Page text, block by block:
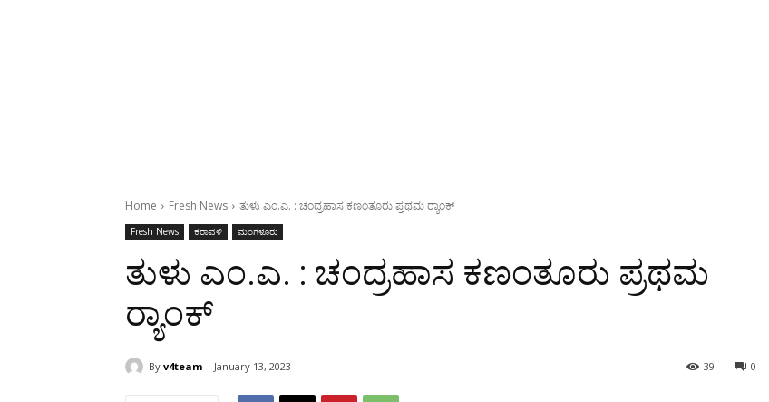
Home Fresh News ತುಳು ಎಂ.ಎ. : ಚಂದ್ರಹಾಸ ಕಣಂತೂರು ಪ್ರಥಮ ರ್‍ಯಾಂಕ್
Fresh News ಕರಾವಳಿ ಮಂಗಳೂರು
ತುಳು ಎಂ.ಎ. : ಚಂದ್ರಹಾಸ ಕಣಂತೂರು ಪ್ರಥಮ
ರ್‍ಯಾಂಕ್
By v4team January 13, 2023 0
39